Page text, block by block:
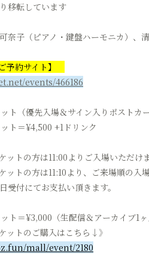
移転しています
奈子（ピアノ・鍵盤ハーモニカ）、
予約サイト】
events/466186
ト（優先入場＆サイン入りポストカ
ト＝¥4,500 +1ドリンク
トの方は11:00よりご入場いただけま
トの方は11:10より、ご来場順の入場
受付にてお支払い頂きます。
ト＝¥3,000（生配信＆アーカイブ1ヶ
ットのご購入はこちら↓》
mall/event/2180